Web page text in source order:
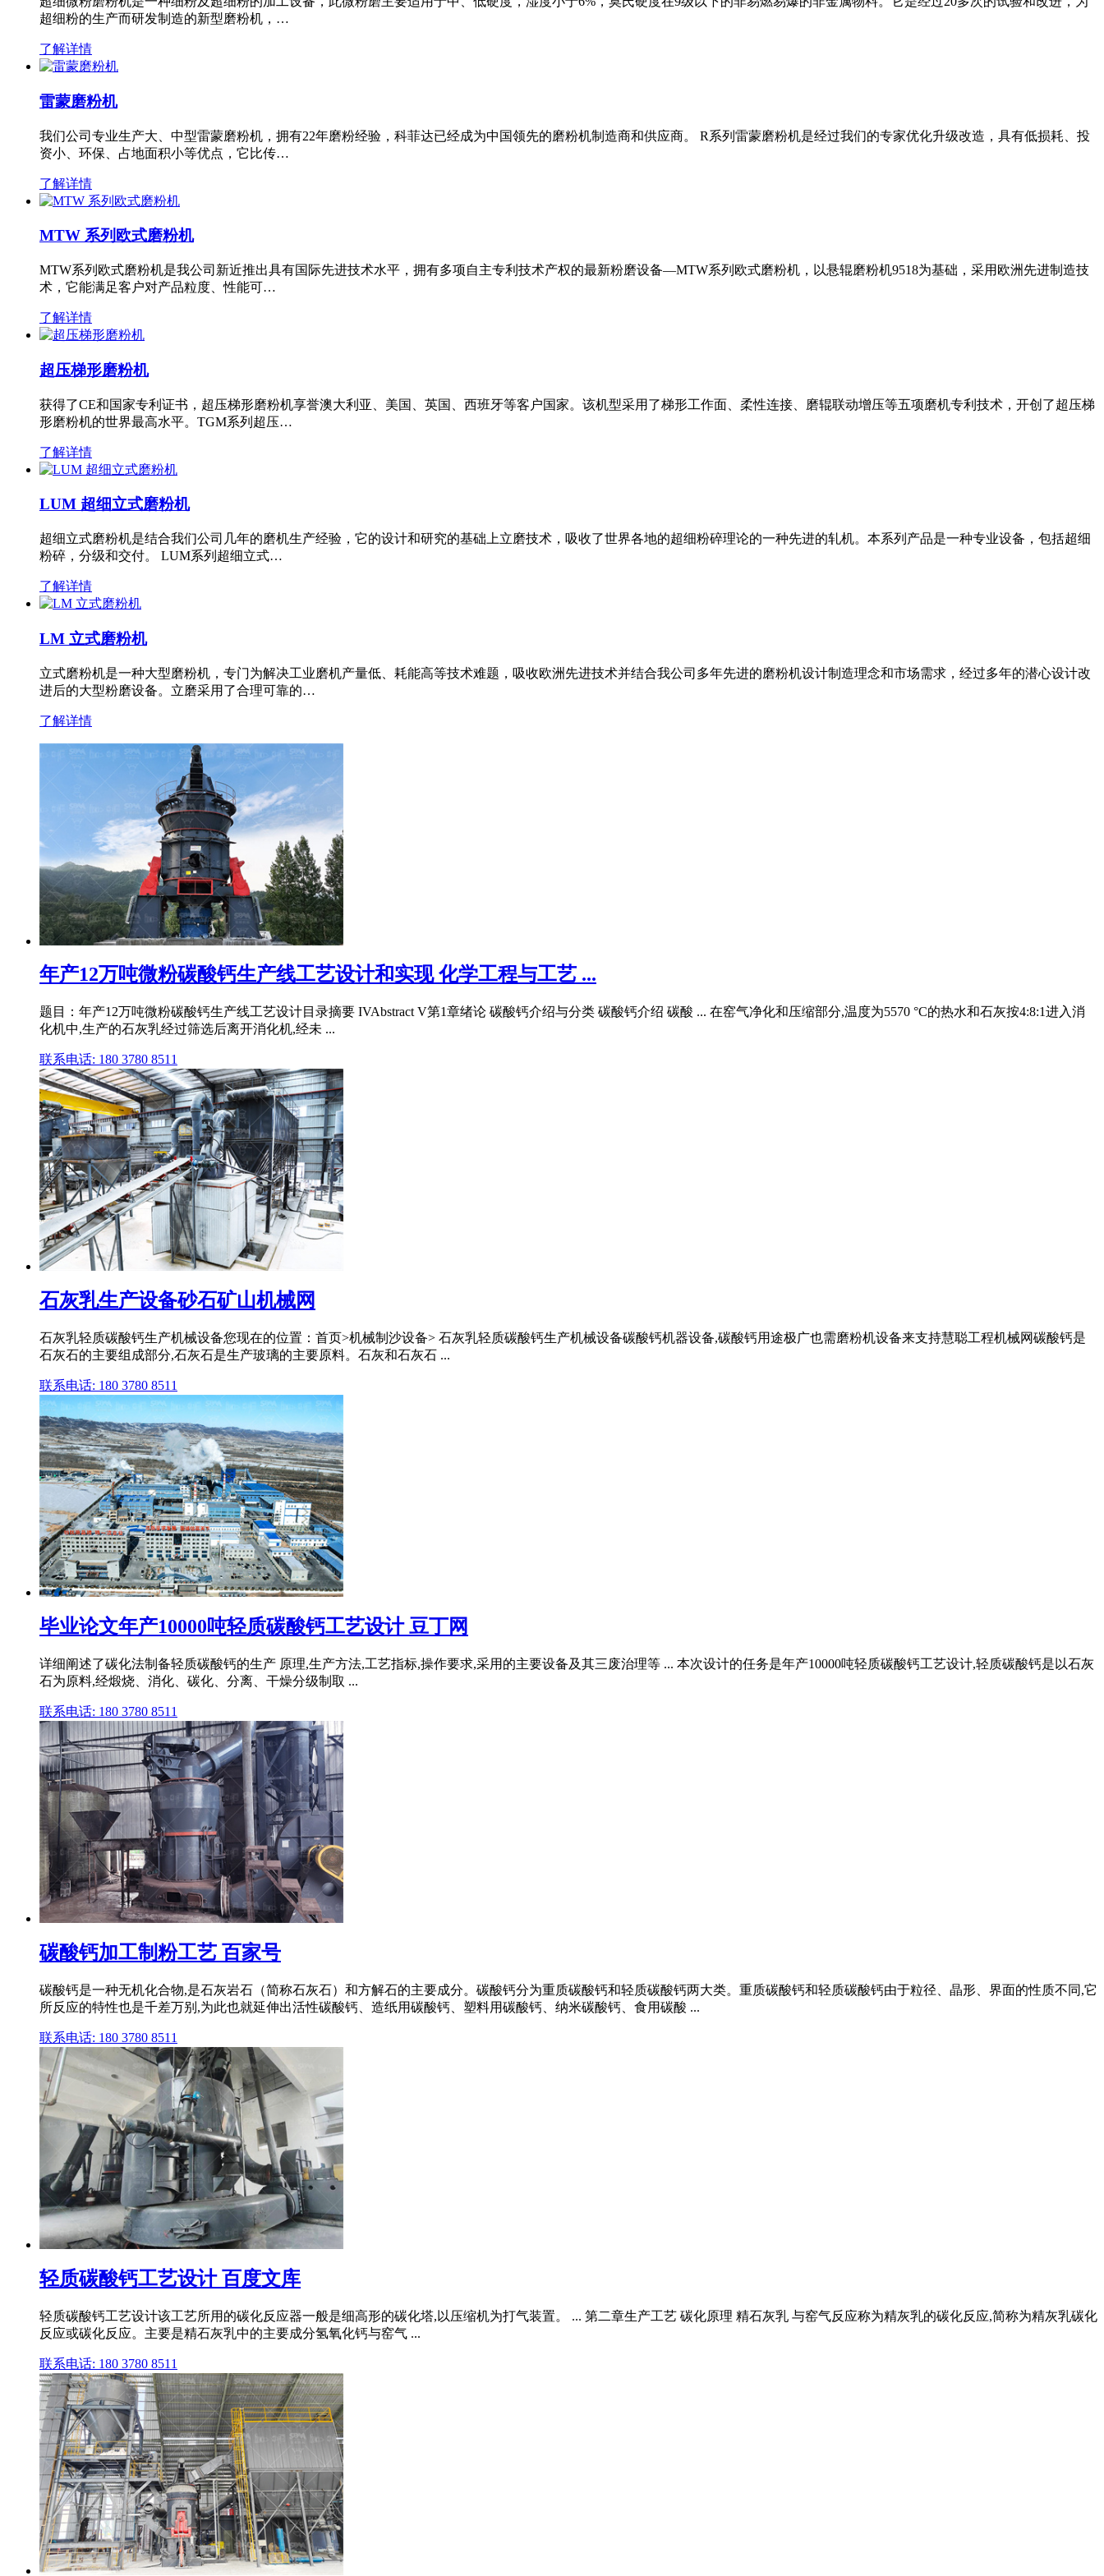
超细粉的生产而研发制造的新型磨粉机，…
了解详情
雷蒙磨粉机
我们公司专业生产大、中型雷蒙磨粉机，拥有22年磨粉经验，科菲达已经成为中国领先的磨粉机制造商和供应商。 R系列雷蒙磨粉机是经过我们的专家优化升级改造，具有低损耗、投
资小、环保、占地面积小等优点，它比传…
了解详情
MTW 系列欧式磨粉机
MTW系列欧式磨粉机是我公司新近推出具有国际先进技术水平，拥有多项自主专利技术产权的最新粉磨设备—MTW系列欧式磨粉机，以悬辊磨粉机9518为基础，采用欧洲先进制造技
术，它能满足客户对产品粒度、性能可…
了解详情
超压梯形磨粉机
获得了CE和国家专利证书，超压梯形磨粉机享誉澳大利亚、美国、英国、西班牙等客户国家。该机型采用了梯形工作面、柔性连接、磨辊联动增压等五项磨机专利技术，开创了超压梯
形磨粉机的世界最高水平。TGM系列超压…
了解详情
LUM 超细立式磨粉机
超细立式磨粉机是结合我们公司几年的磨机生产经验，它的设计和研究的基础上立磨技术，吸收了世界各地的超细粉碎理论的一种先进的轧机。本系列产品是一种专业设备，包括超细
粉碎，分级和交付。 LUM系列超细立式…
了解详情
LM 立式磨粉机
立式磨粉机是一种大型磨粉机，专门为解决工业磨机产量低、耗能高等技术难题，吸收欧洲先进技术并结合我公司多年先进的磨粉机设计制造理念和市场需求，经过多年的潜心设计改
进后的大型粉磨设备。立磨采用了合理可靠的…
了解详情
年产12万吨微粉碳酸钙生产线工艺设计和实现 化学工程与工艺 ...
题目：年产12万吨微粉碳酸钙生产线工艺设计目录摘要 IVAbstract V第1章绪论 碳酸钙介绍与分类 碳酸钙介绍 碳酸 ... 在窑气净化和压缩部分,温度为5570 °C的热水和石灰按4:8:1进入消
化机中,生产的石灰乳经过筛选后离开消化机,经未 ...
联系电话: 180 3780 8511
石灰乳生产设备砂石矿山机械网
石灰乳轻质碳酸钙生产机械设备您现在的位置：首页>机械制沙设备> 石灰乳轻质碳酸钙生产机械设备碳酸钙机器设备,碳酸钙用途极广也需磨粉机设备来支持慧聪工程机械网碳酸钙是
石灰石的主要组成部分,石灰石是生产玻璃的主要原料。石灰和石灰石 ...
联系电话: 180 3780 8511
毕业论文年产10000吨轻质碳酸钙工艺设计 豆丁网
详细阐述了碳化法制备轻质碳酸钙的生产 原理,生产方法,工艺指标,操作要求,采用的主要设备及其三废治理等 ... 本次设计的任务是年产10000吨轻质碳酸钙工艺设计,轻质碳酸钙是以石灰
石为原料,经煅烧、消化、碳化、分离、干燥分级制取 ...
联系电话: 180 3780 8511
碳酸钙加工制粉工艺 百家号
碳酸钙是一种无机化合物,是石灰岩石（简称石灰石）和方解石的主要成分。碳酸钙分为重质碳酸钙和轻质碳酸钙两大类。重质碳酸钙和轻质碳酸钙由于粒径、晶形、界面的性质不同,它
所反应的特性也是千差万别,为此也就延伸出活性碳酸钙、造纸用碳酸钙、塑料用碳酸钙、纳米碳酸钙、食用碳酸 ...
联系电话: 180 3780 8511
轻质碳酸钙工艺设计 百度文库
轻质碳酸钙工艺设计该工艺所用的碳化反应器一般是细高形的碳化塔,以压缩机为打气装置。 ... 第二章生产工艺 碳化原理 精石灰乳 与窑气反应称为精灰乳的碳化反应,简称为精灰乳碳化
反应或碳化反应。主要是精石灰乳中的主要成分氢氧化钙与窑气 ...
联系电话: 180 3780 8511